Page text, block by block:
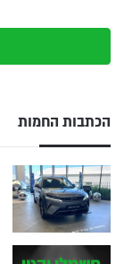
הכתבות החמות